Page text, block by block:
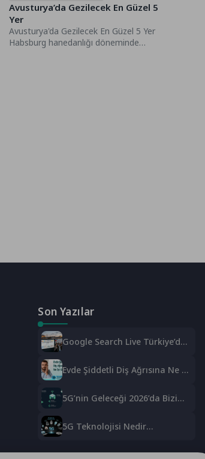
Avusturya’da Gezilecek En Güzel 5
Yer
Avusturya'da Gezilecek En Güzel 5 Yer
Habsburg hanedanlığı döneminde
Son Yazılar
Google Search Live Türkiye’de!
Evde Şiddetli Diş Ağrısına Ne İyi
5G’nin Geleceği 2026’da Bizi
5G Teknolojisi Nedir